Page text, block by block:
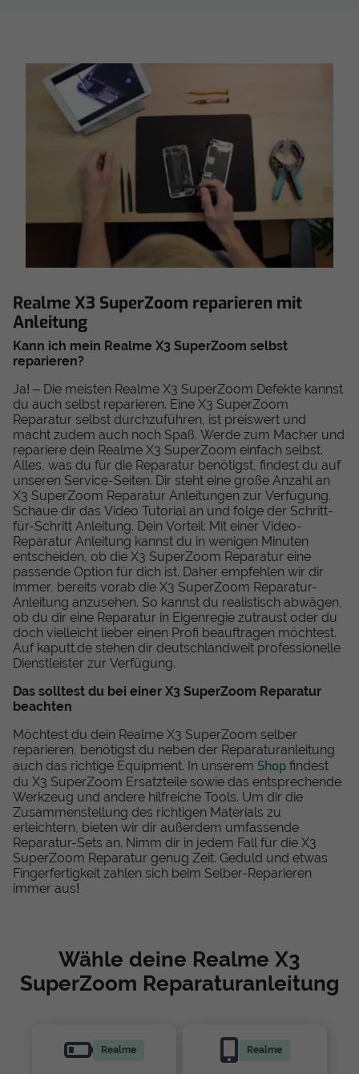
Realme X3 SuperZoom reparieren mit
Anleitung
Kann ich mein Realme X3 SuperZoom selbst
reparieren?
Ja! – Die meisten Realme X3 SuperZoom Defekte kannst
du auch selbst reparieren. Eine X3 SuperZoom
Reparatur selbst durchzuführen, ist preiswert und
macht zudem auch noch Spaß. Werde zum Macher und
repariere dein Realme X3 SuperZoom einfach selbst.
Alles, was du für die Reparatur benötigst, findest du auf
unseren Service-Seiten. Dir steht eine große Anzahl an
X3 SuperZoom Reparatur Anleitungen zur Verfügung.
Schaue dir das Video Tutorial an und folge der Schritt-
für-Schritt Anleitung. Dein Vorteil: Mit einer Video-
Reparatur Anleitung kannst du in wenigen Minuten
entscheiden, ob die X3 SuperZoom Reparatur eine
passende Option für dich ist. Daher empfehlen wir dir
immer, bereits vorab die X3 SuperZoom Reparatur-
Anleitung anzusehen. So kannst du realistisch abwägen,
ob du dir eine Reparatur in Eigenregie zutraust oder du
doch vielleicht lieber einen Profi beauftragen möchtest.
Auf kaputt.de stehen dir deutschlandweit professionelle
Dienstleister zur Verfügung.
Das solltest du bei einer X3 SuperZoom Reparatur
beachten
Möchtest du dein Realme X3 SuperZoom selber
reparieren, benötigst du neben der Reparaturanleitung
auch das richtige Equipment. In unserem Shop findest
du X3 SuperZoom Ersatzteile sowie das entsprechende
Werkzeug und andere hilfreiche Tools. Um dir die
Zusammenstellung des richtigen Materials zu
erleichtern, bieten wir dir außerdem umfassende
Reparatur-Sets an. Nimm dir in jedem Fall für die X3
SuperZoom Reparatur genug Zeit. Geduld und etwas
Fingerfertigkeit zahlen sich beim Selber-Reparieren
immer aus!
Wähle deine Realme X3
SuperZoom Reparaturanleitung
Realme Realme